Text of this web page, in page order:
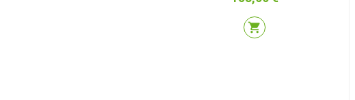
shopping_cart